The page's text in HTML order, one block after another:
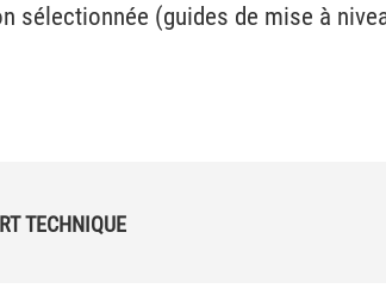
sélectionnée (guides de mise à
TECHNIQUE